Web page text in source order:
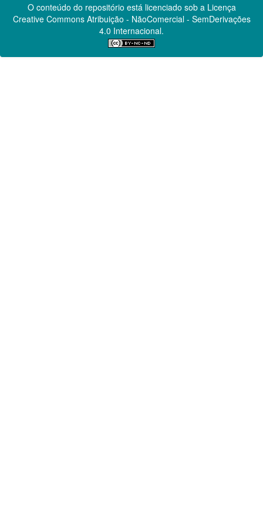
O conteúdo do repositório está licenciado sob a Licença
Creative CommonsAtribuição - NãoComercial - SemDerivações
4.0 Internacional.